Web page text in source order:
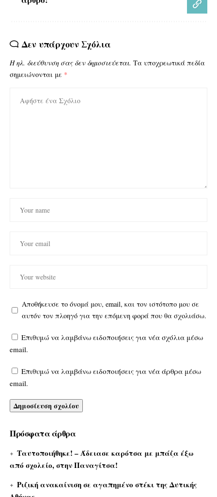
Δεν υπάρχουν Σχόλια
Η ηλ. διεύθυνση σας δεν δημοσιεύεται. Τα υποχρεωτικά πεδία
σημειώνονται με *
Αποθήκευσε το όνομά μου, email, και τον ιστότοπο μου σε
αυτόν τον πλοηγό για την επόμενη φορά που θα σχολιάσω.
Επιθυμώ να λαμβάνω ειδοποιήσεις για νέα σχόλια μέσω
email.
Επιθυμώ να λαμβάνω ειδοποιήσεις για νέα άρθρα μέσω
email.
Πρόσφατα άρθρα
Ταυτοποιήθηκε! – Άδειασε καρότσα με μπάζα έξω
από σχολείο, στην Παναγίτσα!
Ριζική ανακαίνιση σε αγαπημένο στέκι της Δυτικής